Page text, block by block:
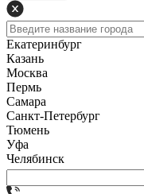
Екатеринбург
Казань
Москва
Пермь
Самара
Санкт-Петербург
Тюмень
Уфа
Челябинск